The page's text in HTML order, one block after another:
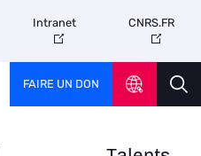
Intranet CNRS.FR
FAIRE UN DON